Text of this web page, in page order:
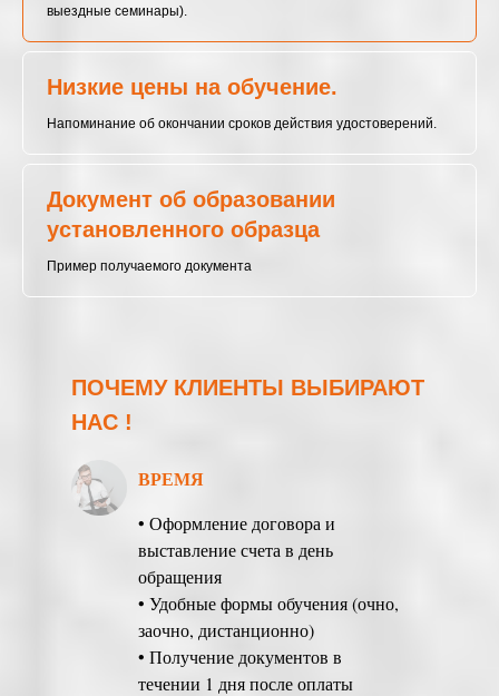
выездные семинары).
Низкие цены на обучение.
Напоминание об окончании сроков действия удостоверений.
Документ об образовании
установленного образца
Пример получаемого документа
ПОЧЕМУ КЛИЕНТЫ ВЫБИРАЮТ
НАС !
ВРЕМЯ
• Оформление договора и
выставление счета в день
обращения
• Удобные формы обучения (очно,
заочно, дистанционно)
• Получение документов в
течении 1 дня после оплаты